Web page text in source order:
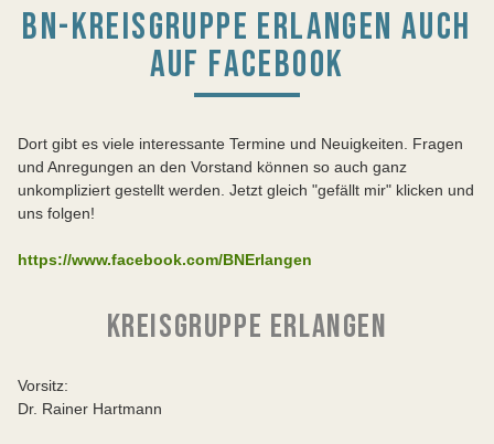
BN-KREISGRUPPE ERLANGEN AUCH
AUF FACEBOOK
Dort gibt es viele interessante Termine und Neuigkeiten. Fragen
und Anregungen an den Vorstand können so auch ganz
unkompliziert gestellt werden. Jetzt gleich "gefällt mir" klicken und
uns folgen!
https://www.facebook.com/BNErlangen
KREISGRUPPE ERLANGEN
Vorsitz:
Dr. Rainer Hartmann